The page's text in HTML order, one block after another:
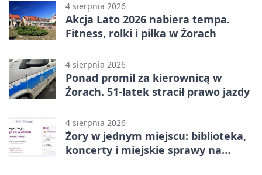
4 sierpnia 2026
Akcja Lato 2026 nabiera tempa.
Fitness, rolki i piłka w Żorach
4 sierpnia 2026
Ponad promil za kierownicą w
Żorach. 51-latek stracił prawo jazdy
4 sierpnia 2026
Żory w jednym miejscu: biblioteka,
koncerty i miejskie sprawy na